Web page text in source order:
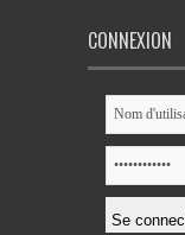
CONNEXION